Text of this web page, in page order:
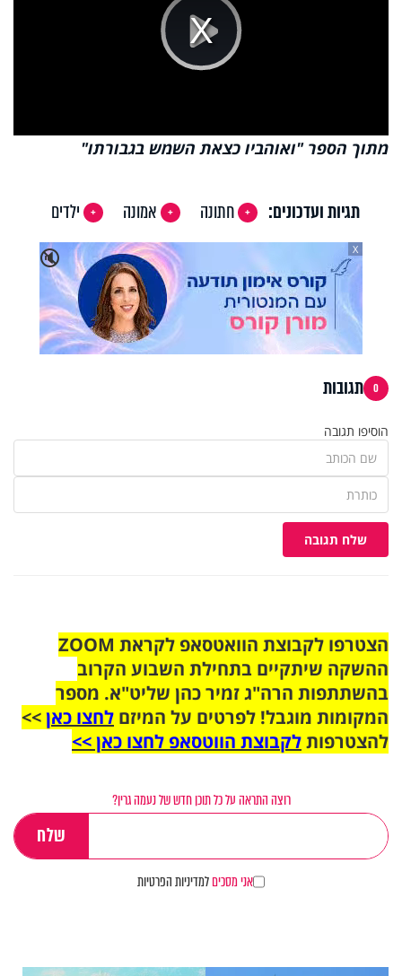
Play
Video
מתוך הספר "ואוהביו כצאת השמש בגבורתו"
תגיות ועדכונים: חתונה אמונה
ילדים
🔇
X
0 תגובות
הוסיפו תגובה
שלח תגובה
הצטרפו לקבוצת הוואטסאפ לקראת ZOOM
ההשקה שיתקיים בתחילת השבוע הקרוב
בהשתתפות הרה"ג זמיר כהן שליט"א. מספר
המקומות מוגבל! לפרטים על המיזם לחצו כאן>>
להצטרפותלקבוצת הווטסאפ לחצו כאן >>
רוצה התראה על כל תוכן חדש של נעמה גרין?
אני מסכיםלמדיניות הפרטיות